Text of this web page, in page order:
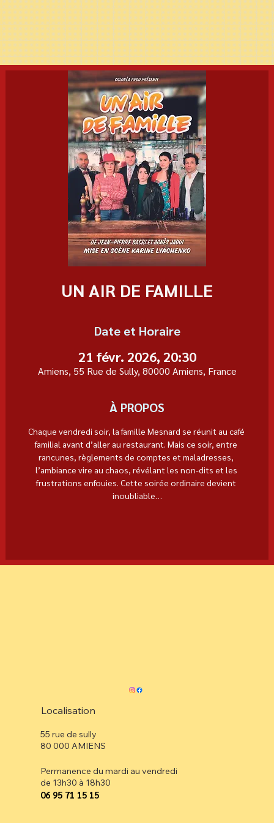
UN AIR DE FAMILLE
Date et Horaire
21 févr. 2026, 20:30
Amiens, 55 Rue de Sully, 80000 Amiens, France
À PROPOS
Chaque vendredi soir, la famille Mesnard se réunit au café
familial avant d’aller au restaurant. Mais ce soir, entre
rancunes, règlements de comptes et maladresses,
l’ambiance vire au chaos, révélant les non-dits et les
frustrations enfouies. Cette soirée ordinaire devient
inoubliable…
Localisation
55 rue de sully
80 000 AMIENS
Permanence du mardi au vendredi
de 13h30 à 18h30
⁠06 95 71 15 15